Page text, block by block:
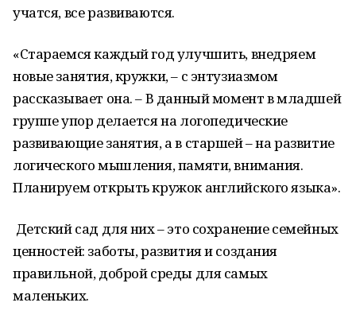
учатся, все развиваются.
«Стараемся каждый год улучшить, внедряем
новые занятия, кружки, – с энтузиазмом
рассказывает она. – В данный момент в младшей
группе упор делается на логопедические
развивающие занятия, а в старшей – на развитие
логического мышления, памяти, внимания.
Планируем открыть кружок английского языка».
Детский сад для них – это сохранение семейных
ценностей: заботы, развития и создания
правильной, доброй среды для самых
маленьких.